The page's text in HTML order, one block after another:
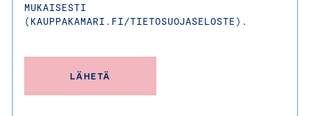
MUKAISESTI
(KAUPPAKAMARI.FI/TIETOSUOJASELOSTE).
LÄHETÄ